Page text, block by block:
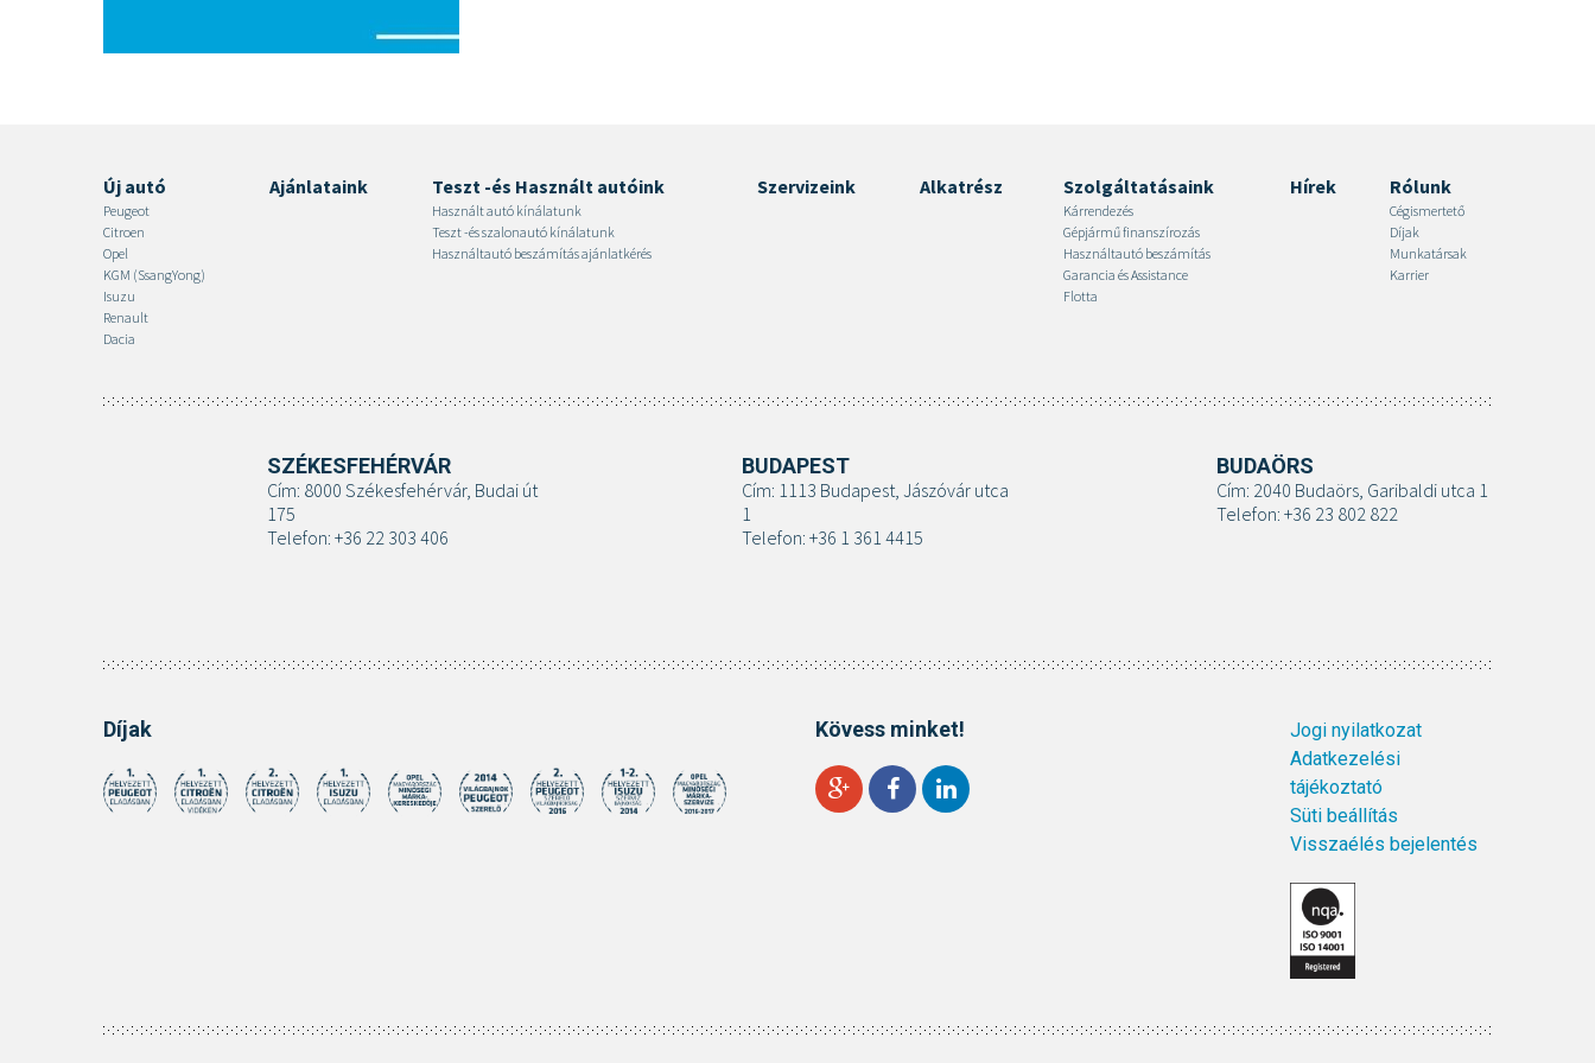
Új autó
Peugeot
Citroen
Opel
KGM (SsangYong)
Isuzu
Renault
Dacia
Ajánlataink Teszt -és Használt autóink
Használt autó kínálatunk
Teszt -és szalonautó kínálatunk
Használtautó beszámítás ajánlatkérés
Szervizeink Alkatrész Szolgáltatásaink
Kárrendezés
Gépjármű finanszírozás
Használtautó beszámítás
Garancia és Assistance
Flotta
Hírek Rólunk
Cégismertető
Díjak
Munkatársak
Karrier
SZÉKESFEHÉRVÁR
Cím: 8000 Székesfehérvár, Budai út
175
Telefon: +36 22 303 406
BUDAPEST
Cím: 1113 Budapest, Jászóvár utca
1
Telefon: +36 1 361 4415
BUDAÖRS
Cím: 2040 Budaörs, Garibaldi utca 1
Telefon: +36 23 802 822
Díjak Kövess minket!
Jogi nyilatkozat
Adatkezelési
tájékoztató
Süti beállítás
Visszaélés bejelentés